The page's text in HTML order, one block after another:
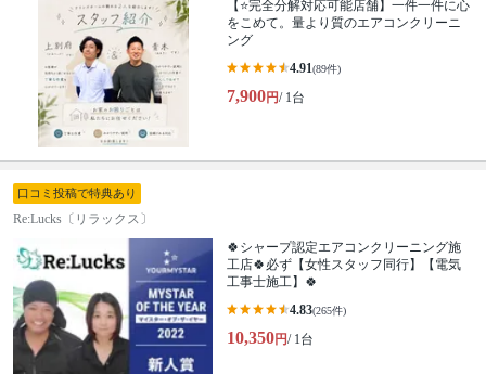
【⭐完全分解対応可能店舗】一件一件に心
をこめて。量より質のエアコンクリーニ
ング
4.91(89件)
7,900円/ 1台
口コミ投稿で特典あり
Re:Lucks〔リラックス〕
🍀シャープ認定エアコンクリーニング施
工店🍀必ず【女性スタッフ同行】【電気
工事士施工】🍀
4.83(265件)
10,350円/ 1台